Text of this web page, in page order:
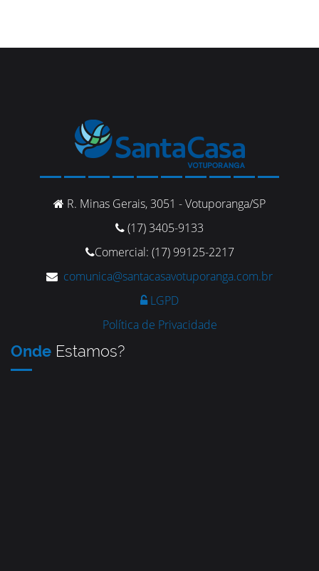
R. Minas Gerais, 3051 - Votuporanga/SP
(17) 3405-9133
Comercial: (17) 99125-2217
comunica@santacasavotuporanga.com.br
LGPD
Política de Privacidade
Onde Estamos?